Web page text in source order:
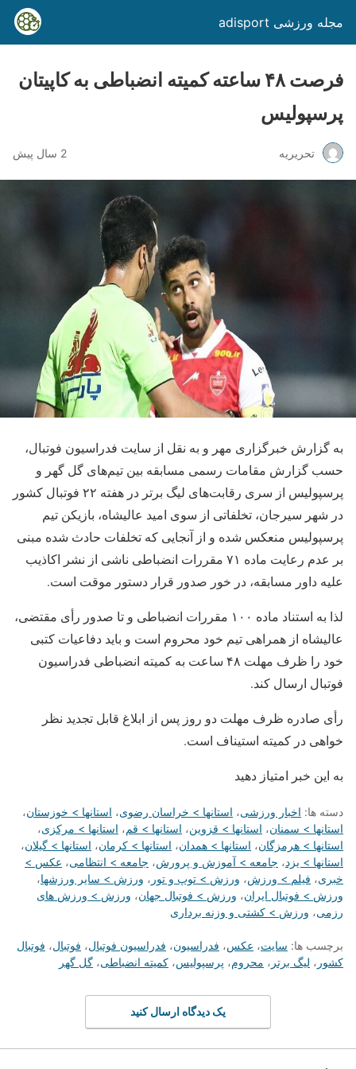
مجله ورزشی adisport
فرصت ۴۸ ساعته کمیته انضباطی به کاپیتان
پرسپولیس
تحریریه 2 سال پیش
به گزارش خبرگزاری مهر و به نقل از سایت فدراسیون فوتبال،
حسب گزارش مقامات رسمی مسابقه بین تیم‌های گل گهر و
پرسپولیس از سری رقابت‌های لیگ برتر در هفته ۲۲ فوتبال کشور
در شهر سیرجان، تخلفاتی از سوی امید عالیشاه، بازیکن تیم
پرسپولیس منعکس شده و از آنجایی که تخلفات حادث شده مبنی
بر عدم رعایت ماده ۷۱ مقررات انضباطی ناشی از نشر اکاذیب
علیه داور مسابقه، در خور صدور قرار دستور موقت است.
لذا به استناد ماده ۱۰۰ مقررات انضباطی و تا صدور رأی مقتضی،
عالیشاه از همراهی تیم خود محروم است و باید دفاعیات کتبی
خود را ظرف مهلت ۴۸ ساعت به کمیته انضباطی فدراسیون
فوتبال ارسال کند.
رأی صادره ظرف مهلت دو روز پس از ابلاغ قابل تجدید نظر
خواهی در کمیته استیناف است.
به این خبر امتیاز دهید
دسته ها: اخبار ورزشی، استانها > خراسان رضوی، استانها > خوزستان،
استانها > سمنان، استانها > قزوین، استانها > قم، استانها > مرکزی،
استانها > هرمزگان، استانها > همدان، استانها > کرمان، استانها > گیلان،
استانها > یزد، جامعه > آموزش و پرورش، جامعه > انتظامی، عکس >
خبری، فیلم > ورزش، ورزش > توپ و تور ، ورزش > سایر ورزشها،
ورزش > فوتبال ایران، ورزش > فوتبال جهان، ورزش > ورزش های
رزمی، ورزش > کشتی و وزنه برداری
برچسب ها: سایت، عکس، فدراسیون، فدراسیون فوتبال، فوتبال، فوتبال
کشور ، لیگ برتر ، محروم، پرسپولیس، کمیته انضباطی، گل گهر
یک دیدگاه ارسال کنید